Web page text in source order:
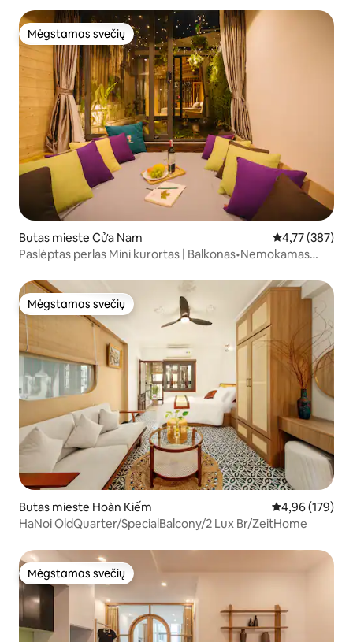
Mėgstamas svečių
Mėgstamas svečių
Butas mieste Cửa Nam Vidutinis
4,77 (387)
Paslėptas perlas Mini kurortas | Balkonas•Nemokamas
Mėgstamas svečių
Mėgstamas svečių
Butas mieste Hoàn Kiếm Vidutinis
4,96 (179)
HaNoi OldQuarter/SpecialBalcony/2 Lux Br/ZeitHome
Mėgstamas svečių
Mėgstamas svečių